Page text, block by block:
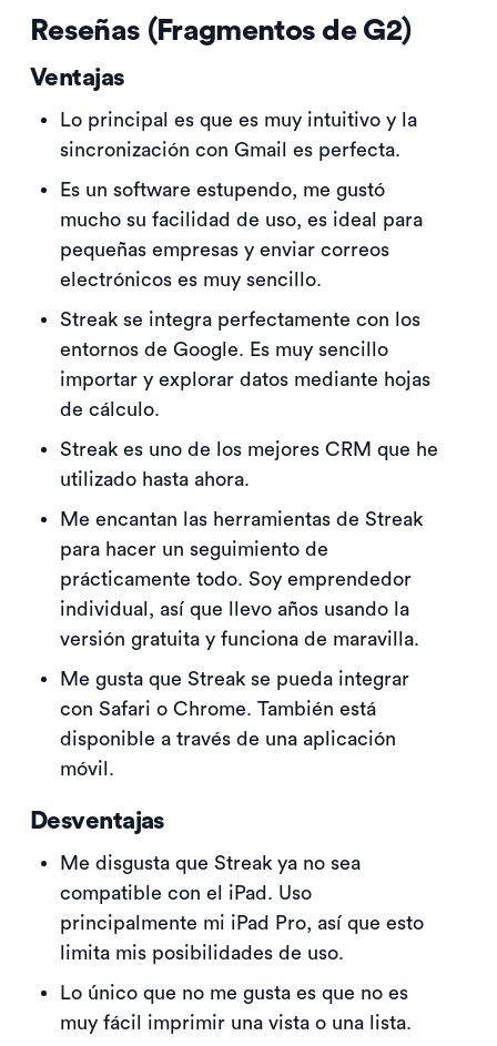
Reseñas (Fragmentos de G2)
Ventajas
Lo principal es que es muy intuitivo y la
sincronización con Gmail es perfecta.
Es un software estupendo, me gustó
mucho su facilidad de uso, es ideal para
pequeñas empresas y enviar correos
electrónicos es muy sencillo.
Streak se integra perfectamente con los
entornos de Google. Es muy sencillo
importar y explorar datos mediante hojas
de cálculo.
Streak es uno de los mejores CRM que he
utilizado hasta ahora.
Me encantan las herramientas de Streak
para hacer un seguimiento de
prácticamente todo. Soy emprendedor
individual, así que llevo años usando la
versión gratuita y funciona de maravilla.
Me gusta que Streak se pueda integrar
con Safari o Chrome. También está
disponible a través de una aplicación
móvil.
Desventajas
Me disgusta que Streak ya no sea
compatible con el iPad. Uso
principalmente mi iPad Pro, así que esto
limita mis posibilidades de uso.
Lo único que no me gusta es que no es
muy fácil imprimir una vista o una lista.